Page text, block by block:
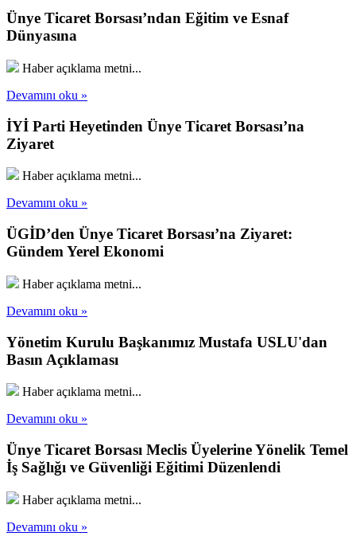
Ünye Ticaret Borsası’ndan Eğitim ve Esnaf
Dünyasına
Haber açıklama metni...
Devamını oku »
İYİ Parti Heyetinden Ünye Ticaret Borsası’na
Ziyaret
Haber açıklama metni...
Devamını oku »
ÜGİD’den Ünye Ticaret Borsası’na Ziyaret:
Gündem Yerel Ekonomi
Haber açıklama metni...
Devamını oku »
Yönetim Kurulu Başkanımız Mustafa USLU'dan
Basın Açıklaması
Haber açıklama metni...
Devamını oku »
Ünye Ticaret Borsası Meclis Üyelerine Yönelik Temel
İş Sağlığı ve Güvenliği Eğitimi Düzenlendi
Haber açıklama metni...
Devamını oku »